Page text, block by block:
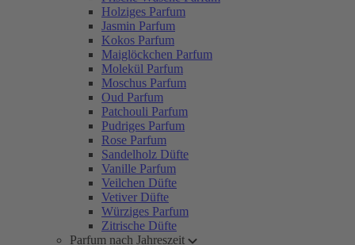
Holziges Parfum
Jasmin Parfum
Kokos Parfum
Maiglöckchen Parfum
Molekül Parfum
Moschus Parfum
Oud Parfum
Patchouli Parfum
Pudriges Parfum
Rose Parfum
Sandelholz Düfte
Vanille Parfum
Veilchen Düfte
Vetiver Düfte
Würziges Parfum
Zitrische Düfte
Parfum nach Jahreszeit